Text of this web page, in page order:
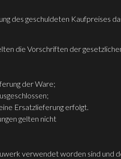
des geschuldeten Kaufpreises
die Vorschriften der
der Ware;
Ersatzlieferung erfolgt.
gelten nicht
verwendet worden sind und